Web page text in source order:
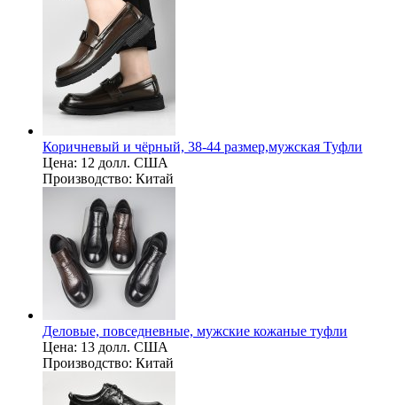
Коричневый и чёрный, 38-44 размер,мужская Туфли
Цена: 12 долл. США
Производство: Китай
Деловые, повседневные, мужские кожаные туфли
Цена: 13 долл. США
Производство: Китай